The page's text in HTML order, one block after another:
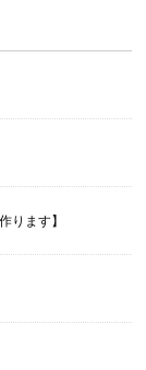
ります】